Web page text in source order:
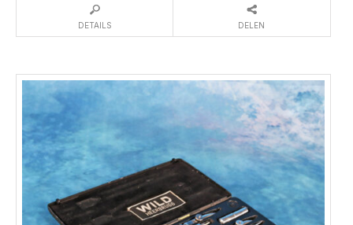
DETAILS DELEN